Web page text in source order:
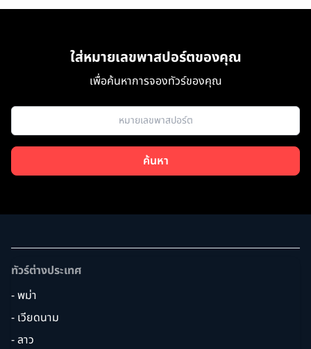
ใส่หมายเลขพาสปอร์ตของคุณ
เพื่อค้นหาการจองทัวร์ของคุณ
ค้นหา
ทัวร์ต่างประเทศ
- พม่า
- เวียดนาม
- ลาว